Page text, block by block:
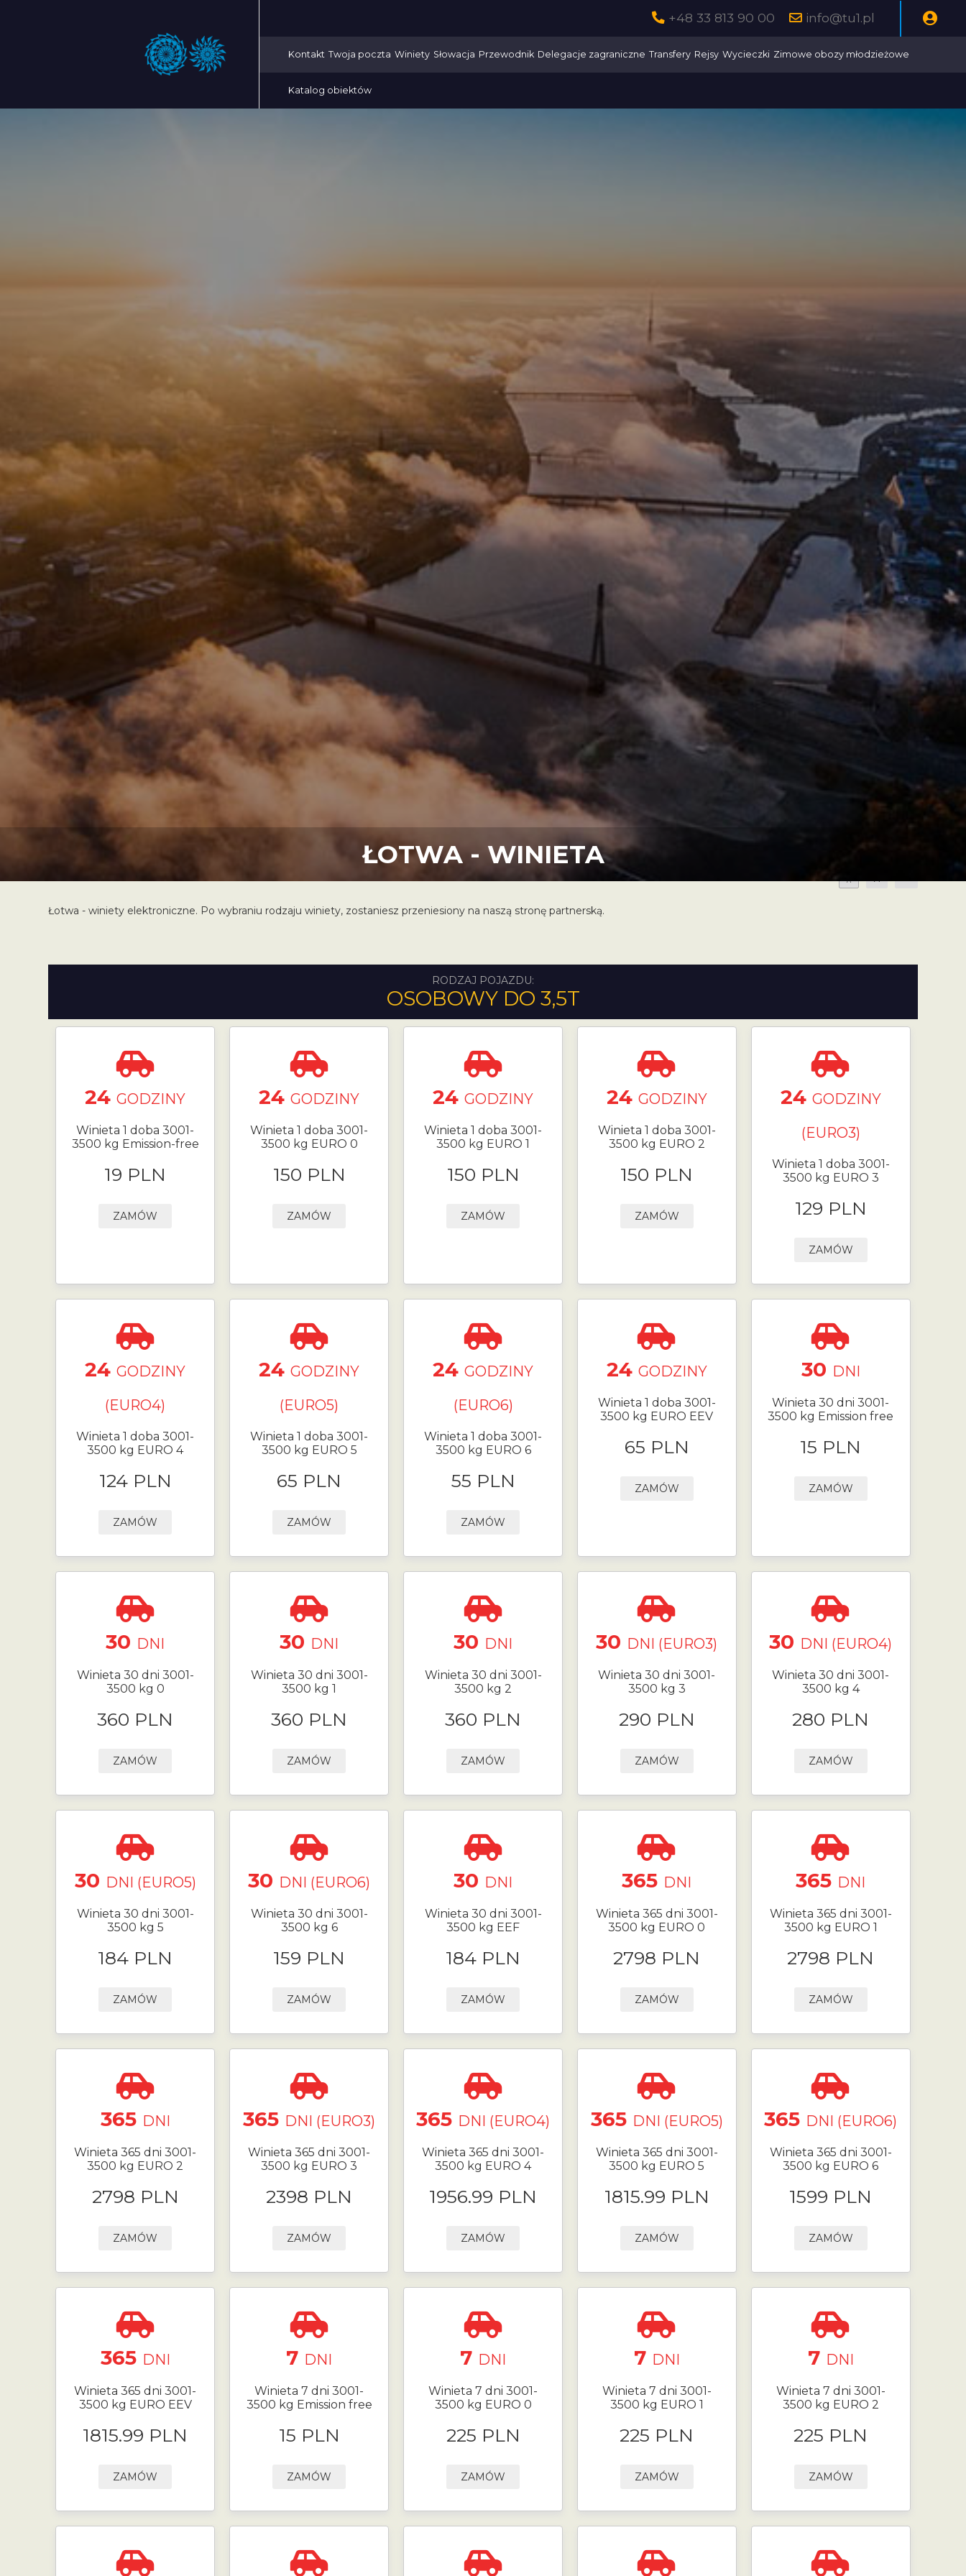
+48 33 813 90 00 info@tu1.pl
Kontakt Twoja poczta Winiety Słowacja Przewodnik Delegacje zagraniczne Transfery Rejsy Wycieczki Zimowe obozy młodzieżowe
Katalog obiektów
ŁOTWA - WINIETA
A A
Łotwa - winiety elektroniczne. Po wybraniu rodzaju winiety, zostaniesz przeniesiony na naszą stronę partnerską.
RODZAJ POJAZDU:
OSOBOWY DO 3,5T
24GODZINY
Winieta 1 doba 3001-
3500 kg Emission-free
19 PLN
ZAMÓW
24GODZINY
Winieta 1 doba 3001-
3500 kg EURO 0
150 PLN
ZAMÓW
24 GODZINY
Winieta 1 doba 3001-
3500 kg EURO 1
150 PLN
ZAMÓW
24 GODZINY
Winieta 1 doba 3001-
3500 kg EURO 2
150 PLN
ZAMÓW
24 GODZINY
(EURO3)
Winieta 1 doba 3001-
3500 kg EURO 3
129 PLN
ZAMÓW
24GODZINY
(EURO4)
Winieta 1 doba 3001-
3500 kg EURO 4
124 PLN
ZAMÓW
24GODZINY
(EURO5)
Winieta 1 doba 3001-
3500 kg EURO 5
65 PLN
ZAMÓW
24 GODZINY
(EURO6)
Winieta 1 doba 3001-
3500 kg EURO 6
55 PLN
ZAMÓW
24 GODZINY
Winieta 1 doba 3001-
3500 kg EURO EEV
65 PLN
ZAMÓW
30 DNI
Winieta 30 dni 3001-
3500 kg Emission free
15 PLN
ZAMÓW
30 DNI
Winieta 30 dni 3001-
3500 kg 0
360 PLN
ZAMÓW
30 DNI
Winieta 30 dni 3001-
3500 kg 1
360 PLN
ZAMÓW
30 DNI
Winieta 30 dni 3001-
3500 kg 2
360 PLN
ZAMÓW
30 DNI (EURO3)
Winieta 30 dni 3001-
3500 kg 3
290 PLN
ZAMÓW
30 DNI (EURO4)
Winieta 30 dni 3001-
3500 kg 4
280 PLN
ZAMÓW
30 DNI (EURO5)
Winieta 30 dni 3001-
3500 kg 5
184 PLN
ZAMÓW
30 DNI (EURO6)
Winieta 30 dni 3001-
3500 kg 6
159 PLN
ZAMÓW
30 DNI
Winieta 30 dni 3001-
3500 kg EEF
184 PLN
ZAMÓW
365 DNI
Winieta 365 dni 3001-
3500 kg EURO 0
2798 PLN
ZAMÓW
365 DNI
Winieta 365 dni 3001-
3500 kg EURO 1
2798 PLN
ZAMÓW
365 DNI
Winieta 365 dni 3001-
3500 kg EURO 2
2798 PLN
ZAMÓW
365 DNI (EURO3)
Winieta 365 dni 3001-
3500 kg EURO 3
2398 PLN
ZAMÓW
365 DNI (EURO4)
Winieta 365 dni 3001-
3500 kg EURO 4
1956.99 PLN
ZAMÓW
365 DNI (EURO5)
Winieta 365 dni 3001-
3500 kg EURO 5
1815.99 PLN
ZAMÓW
365 DNI (EURO6)
Winieta 365 dni 3001-
3500 kg EURO 6
1599 PLN
ZAMÓW
365 DNI
Winieta 365 dni 3001-
3500 kg EURO EEV
1815.99 PLN
ZAMÓW
7 DNI
Winieta 7 dni 3001-
3500 kg Emission free
15 PLN
ZAMÓW
7 DNI
Winieta 7 dni 3001-
3500 kg EURO 0
225 PLN
ZAMÓW
7 DNI
Winieta 7 dni 3001-
3500 kg EURO 1
225 PLN
ZAMÓW
7 DNI
Winieta 7 dni 3001-
3500 kg EURO 2
225 PLN
ZAMÓW